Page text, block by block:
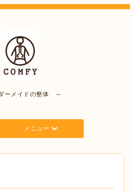
ーメイドの整体 ～
メニュー